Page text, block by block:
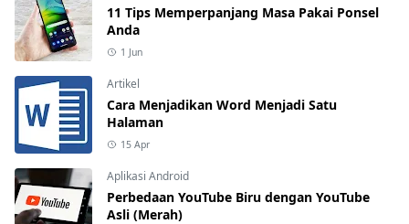
11 Tips Memperpanjang Masa Pakai Ponsel
Anda
1 Jun
Artikel
Cara Menjadikan Word Menjadi Satu
Halaman
15 Apr
Aplikasi Android
Perbedaan YouTube Biru dengan YouTube
Asli (Merah)